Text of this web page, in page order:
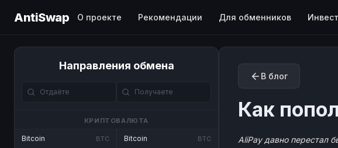
AntiSwap О проекте Рекомендации Для обменников
Направления обмена
КРИПТОВАЛЮТА
Bitcoin BTC Bitcoin BTC
В блог
Как
AliPay давно перестал